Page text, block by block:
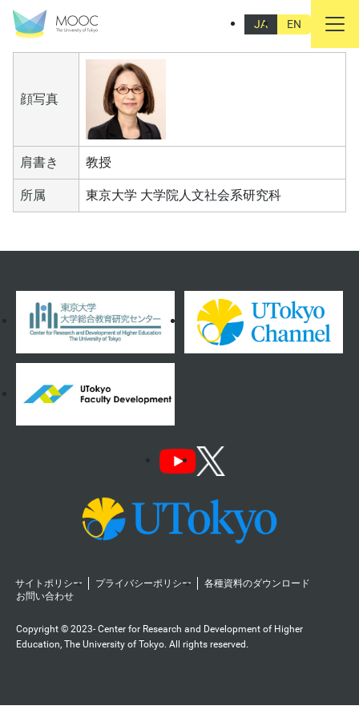
JA EN
白波瀬 佐和子
顔写真
肩書き 教授
所属 東京大学 大学院人文社会系研究科
サイトポリシー プライバシーポリシー
各種資料のダウンロード
お問い合わせ
Copyright © 2023- Center for Research and Development of Higher
Education, The University of Tokyo. All rights reserved.️